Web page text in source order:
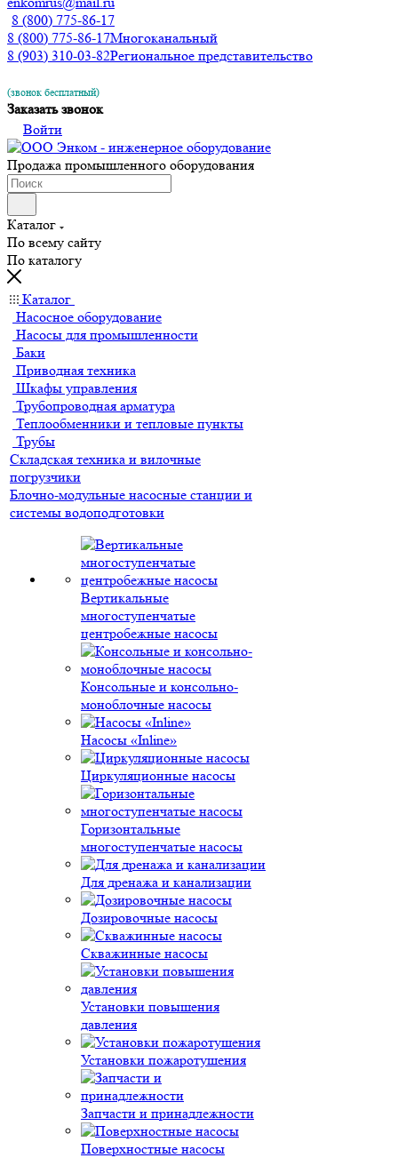
8 (800) 775-86-17
8 (800) 775-86-17Многоканальный
8 (903) 310-03-82Региональное представительство
(звонок бесплатный)
Заказать звонок
Войти
Продажа промышленного оборудования
Каталог
По всему сайту
По каталогу
Каталог
Насосное оборудование
Насосы для промышленности
Баки
Приводная техника
Шкафы управления
Трубопроводная арматура
Теплообменники и тепловые пункты
Трубы
Складская техника и вилочные
погрузчики
Блочно-модульные насосные станции и
системы водоподготовки
Вертикальные
многоступенчатые
центробежные насосы
Консольные и консольно-
моноблочные насосы
Насосы «Inline»
Циркуляционные насосы
Горизонтальные
многоступенчатые насосы
Для дренажа и канализации
Дозировочные насосы
Скважинные насосы
Установки повышения
давления
Установки пожаротушения
Запчасти и принадлежности
Поверхностные насосы